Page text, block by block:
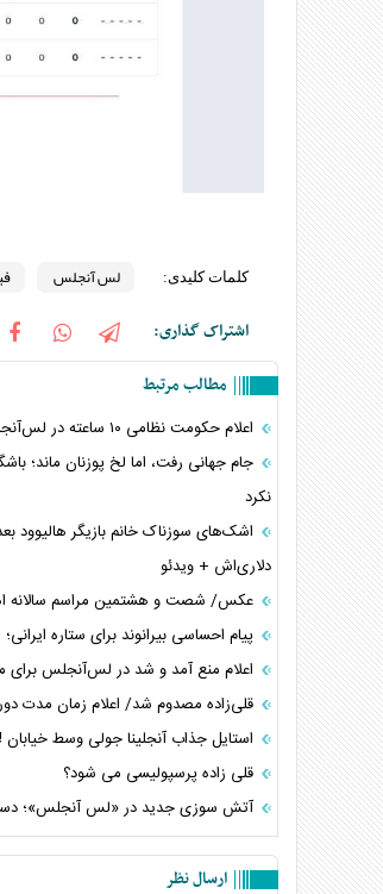
کلمات کلیدی: لس آنجلس
اشتراک گذاری:
مطالب مرتبط
اعلام حکومت نظامی ۱۰ ساعته در لس‌آنجلس
جام جهانی رفت، اما لخ پوزنان ماند؛
نکرد
اشک‌های سوزناک خانم بازیگر هالیوود
دلاری‌اش + ویدئو
عکس/ شصت و هشتمین مراسم سالانه
پیام احساسی بیرانوند برای ستاره
اعلام منع آمد و شد در لس‌آنجلس برای
قلی‌زاده مصدوم شد/ اعلام زمان مدت
استایل جذاب آنجلینا جولی وسط
قلی زاده پرسپولیسی می شود؟
آتش سوزی جدید در «لس آنجلس»؛
ارسال نظر